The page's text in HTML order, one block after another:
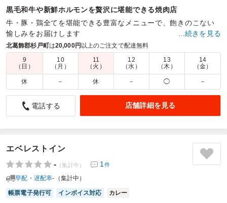
黒毛和牛や新鮮ホルモンを贅沢に堪能できる焼肉店
牛・豚・鶏全てを堪能できる豊富なメニューで、飽きのこない
愉しみをお届けします
商品数： 16 締切日時： 2日前11:00 価格帯： 1,500円～2,200円
配達時間：
10:00～19:00
肉を食べたいならここ！
4.0 ワタナベフーマック株式会社
展示会の際に社員向けのお弁当として注文させていただきま
を注文しました。
展示会のブースまで配達いただけるので非常に助かります。
お弁当もとても美味しく、非常に満足のいく内容でした。ま
た注文したいと思います。
ご利用シーン：イベント運営›
展示会
…続きを見る
北葛飾郡杉戸町は20,000円 以上のご注文で配達無料
9
（日）
10
（月）
11
（火）
12
（水）
13
（木）
14
（金）
休 － 休 － ◯ －
電話する 店舗詳細を見る
エベレストイン
- （集計中） 1件
早配・遅配率-（集計中）
帳票電子発行可 インボイス対応 カレー